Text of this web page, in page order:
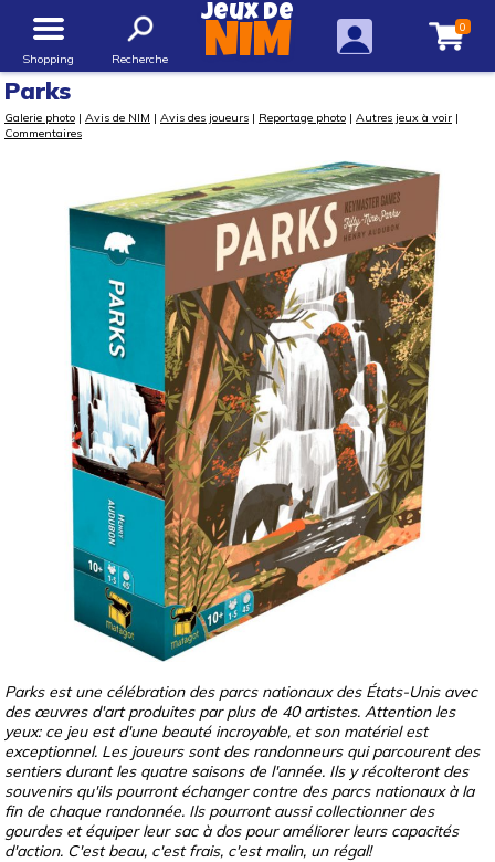
Shopping Recherche
Jeux de
NIM 0
Parks
Galerie photo | Avis de NIM | Avis des joueurs | Reportage photo | Autres jeux à voir |
Commentaires
Parks est une célébration des parcs nationaux des États-Unis avec
des œuvres d'art produites par plus de 40 artistes. Attention les
yeux: ce jeu est d'une beauté incroyable, et son matériel est
exceptionnel. Les joueurs sont des randonneurs qui parcourent des
sentiers durant les quatre saisons de l'année. Ils y récolteront des
souvenirs qu'ils pourront échanger contre des parcs nationaux à la
fin de chaque randonnée. Ils pourront aussi collectionner des
gourdes et équiper leur sac à dos pour améliorer leurs capacités
d'action. C'est beau, c'est frais, c'est malin, un régal!